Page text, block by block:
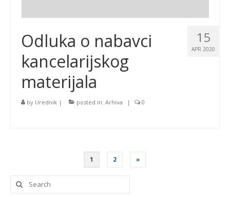
15
APR 2020
Odluka o nabavci
kancelarijskog
materijala
by Urednik | posted in: Arhiva | 0
pagination
1 2 »
Search
for: